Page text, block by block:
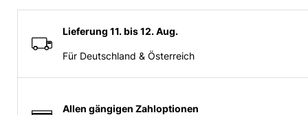
Lieferung 11. bis 12. Aug.
Für Deutschland & Österreich
Allen gängigen Zahloptionen